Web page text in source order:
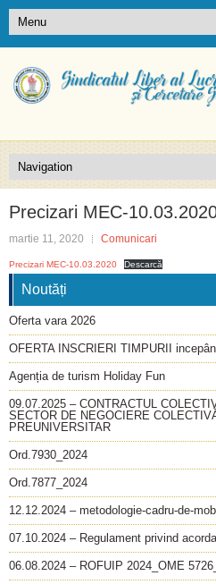
Precizari MEC-
martie 11, 2020 Comunicari
Precizari MEC-10.03.2020 Descarcă
Noutăți
Oferta vara 2026
OFERTA INSCRIERI TIMPURII
Agenția de turism Holiday Fun
09.07.2025 – CONTRACTUL
SECTOR DE NEGOCIERE
PREUNIVERSITAR
Ord.7930_2024
Ord.7877_2024
12.12.2024 – metodologie-cadru-de-
07.10.2024 – Regulament privind
06.08.2024 – ROFUIP 2024_OME